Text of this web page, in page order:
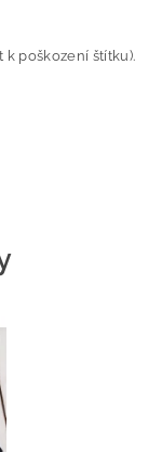
k poškození štítku).